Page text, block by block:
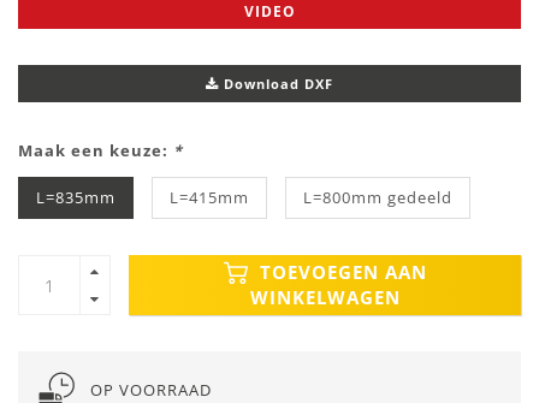
VIDEO
Download DXF
Maak een keuze: *
L=835mm L=415mm L=800mm gedeeld
TOEVOEGEN AAN
WINKELWAGEN
OP VOORRAAD